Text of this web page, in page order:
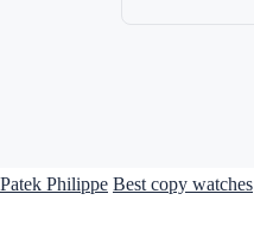
Patek Philippe Best copy watches